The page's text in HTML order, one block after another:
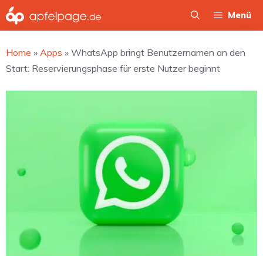
Zum
Inhalt
Menü
Home » Apps » WhatsApp bringt Benutzernamen an den
Start: Reservierungsphase für erste Nutzer beginnt